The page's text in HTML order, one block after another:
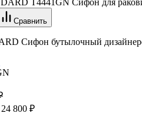
Сравнить
Сифон бутылочный
24 800 ₽